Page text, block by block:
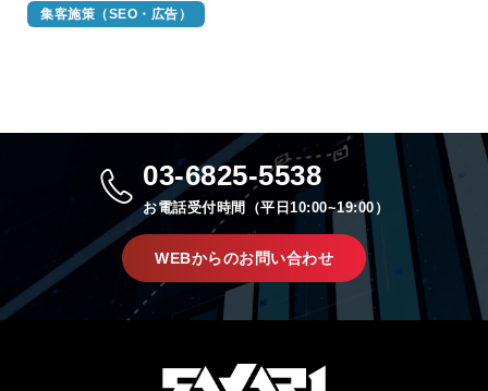
集客施策（SEO・広告）
03-6825-5538
お電話受付時間（平日10:00~19:00）
WEBからのお問い合わせ